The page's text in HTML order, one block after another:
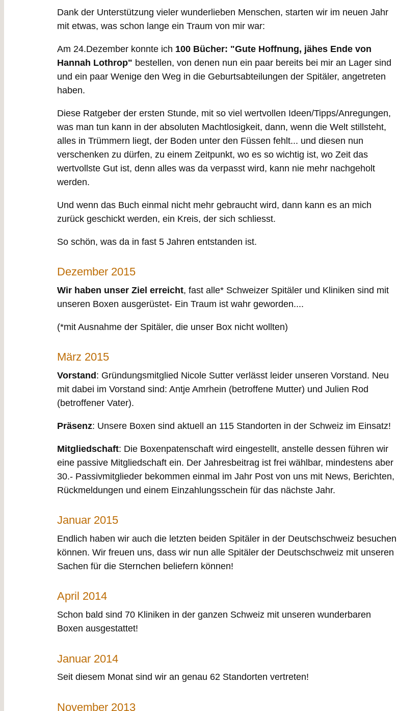
Dank der Unterstützung vieler wunderlieben Menschen, starten wir im neuen Jahr
mit etwas, was schon lange ein Traum von mir war:
Am 24.Dezember konnte ich 100 Bücher: "Gute Hoffnung, jähes Ende von
Hannah Lothrop" bestellen, von denen nun ein paar bereits bei mir an Lager sind
und ein paar Wenige den Weg in die Geburtsabteilungen der Spitäler, angetreten
haben.
Diese Ratgeber der ersten Stunde, mit so viel wertvollen Ideen/Tipps/Anregungen,
was man tun kann in der absoluten Machtlosigkeit, dann, wenn die Welt stillsteht,
alles in Trümmern liegt, der Boden unter den Füssen fehlt... und diesen nun
verschenken zu dürfen, zu einem Zeitpunkt, wo es so wichtig ist, wo Zeit das
wertvollste Gut ist, denn alles was da verpasst wird, kann nie mehr nachgeholt
werden.
Und wenn das Buch einmal nicht mehr gebraucht wird, dann kann es an mich
zurück geschickt werden, ein Kreis, der sich schliesst.
So schön, was da in fast 5 Jahren entstanden ist.
Dezember 2015
Wir haben unser Ziel erreicht, fast alle* Schweizer Spitäler und Kliniken sind mit
unseren Boxen ausgerüstet- Ein Traum ist wahr geworden....
(*mit Ausnahme der Spitäler, die unser Box nicht wollten)
März 2015
Vorstand: Gründungsmitglied Nicole Sutter verlässt leider unseren Vorstand. Neu
mit dabei im Vorstand sind: Antje Amrhein (betroffene Mutter) und Julien Rod
(betroffener Vater).
Präsenz: Unsere Boxen sind aktuell an 115 Standorten in der Schweiz im Einsatz!
Mitgliedschaft: Die Boxenpatenschaft wird eingestellt, anstelle dessen führen wir
eine passive Mitgliedschaft ein. Der Jahresbeitrag ist frei wählbar, mindestens aber
30.- Passivmitglieder bekommen einmal im Jahr Post von uns mit News, Berichten,
Rückmeldungen und einem Einzahlungsschein für das nächste Jahr.
Januar 2015
Endlich haben wir auch die letzten beiden Spitäler in der Deutschschweiz besuchen
können. Wir freuen uns, dass wir nun alle Spitäler der Deutschschweiz mit unseren
Sachen für die Sternchen beliefern können!
April 2014
Schon bald sind 70 Kliniken in der ganzen Schweiz mit unseren wunderbaren
Boxen ausgestattet!
Januar 2014
Seit diesem Monat sind wir an genau 62 Standorten vertreten!
November 2013